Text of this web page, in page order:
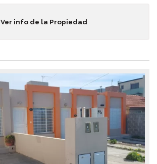
Ver info de la Propiedad